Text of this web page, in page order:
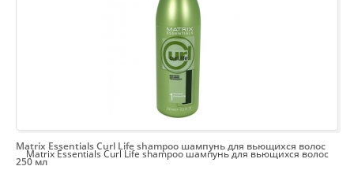
Matrix Essentials Curl Life shampoo шампунь для вьющихся волос
Matrix Essentials Curl Life shampoo шампунь для вьющихся волос
250 мл